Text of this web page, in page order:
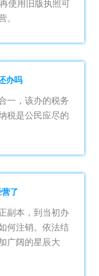
使用旧版执照可
。
办吗
一，该办的税务
税是公民应尽的
了
副本，到当初办
何注销。依法结
广阔的星辰大